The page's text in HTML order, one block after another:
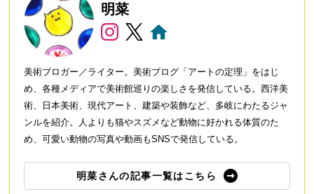
明菜
美術ブロガー／ライター。美術ブログ「アートの定理」をはじ
め、各種メディアで美術館巡りの楽しさを発信している。西洋美
術、日本美術、現代アート、建築や装飾など、多岐にわたるジャ
ンルを紹介。人よりも猫やスズメなど動物に好かれる体質のた
め、可愛い動物の写真や動画もSNSで発信している。
明菜さんの記事一覧はこちら